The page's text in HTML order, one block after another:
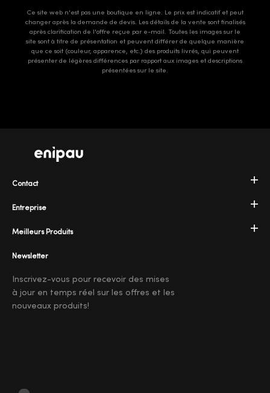
Ce site web n'est pas une boutique en ligne. Le prix est indicatif et peut
changer après la demande de devis. Les détails de la vente sont finalisés
après clarification de l'offre reçue par e-mail. Toutes les images sur le
site sont à titre de présentation et peuvent différer de quelque manière
que ce soit (couleur, apparence, etc.) des produits livrés, qui peuvent
présenter de légères différences par rapport aux images et descriptions
présentées sur le site.
Entreprise
Meilleurs Produits
Contact
Newsletter
Inscrivez-vous pour recevoir des mises
à jour en temps réel sur les offres et les
nouveaux produits!